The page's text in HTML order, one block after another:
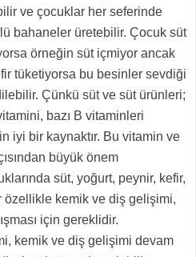
ve çocuklar her seferinde
bahaneler üretebilir. Çocuk süt
örneğin süt içmiyor ancak
tüketiyorsa bu besinler sevdiği
Çünkü süt ve süt ürünleri;
bazı B vitaminleri
iyi bir kaynaktır. Bu vitamin ve
büyük önem
süt, yoğurt, peynir, kefir,
kemik ve diş gelişimi,
için gereklidir.
kemik ve diş gelişimi devam